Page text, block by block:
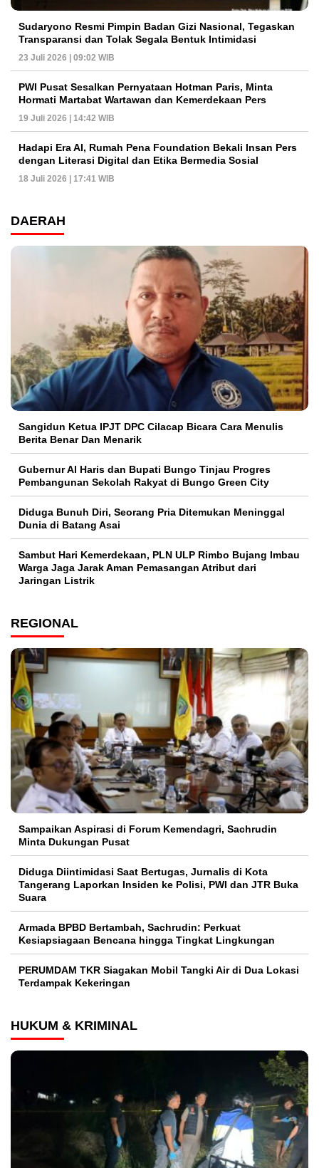
Sudaryono Resmi Pimpin Badan Gizi Nasional, Tegaskan
Transparansi dan Tolak Segala Bentuk Intimidasi
23 Juli 2026 | 09:02 WIB
PWI Pusat Sesalkan Pernyataan Hotman Paris, Minta
Hormati Martabat Wartawan dan Kemerdekaan Pers
19 Juli 2026 | 14:42 WIB
Hadapi Era AI, Rumah Pena Foundation Bekali Insan Pers
dengan Literasi Digital dan Etika Bermedia Sosial
18 Juli 2026 | 17:41 WIB
DAERAH
Sangidun Ketua IPJT DPC Cilacap Bicara Cara Menulis
Berita Benar Dan Menarik
​Gubernur Al Haris dan Bupati Bungo Tinjau Progres
Pembangunan Sekolah Rakyat di Bungo Green City
Diduga Bunuh Diri, Seorang Pria Ditemukan Meninggal
Dunia di Batang Asai
Sambut Hari Kemerdekaan, PLN ULP Rimbo Bujang Imbau
Warga Jaga Jarak Aman Pemasangan Atribut dari
Jaringan Listrik​
REGIONAL
Sampaikan Aspirasi di Forum Kemendagri, Sachrudin
Minta Dukungan Pusat
Diduga Diintimidasi Saat Bertugas, Jurnalis di Kota
Tangerang Laporkan Insiden ke Polisi, PWI dan JTR Buka
Suara
Armada BPBD Bertambah, Sachrudin: Perkuat
Kesiapsiagaan Bencana hingga Tingkat Lingkungan
PERUMDAM TKR Siagakan Mobil Tangki Air di Dua Lokasi
Terdampak Kekeringan
HUKUM & KRIMINAL